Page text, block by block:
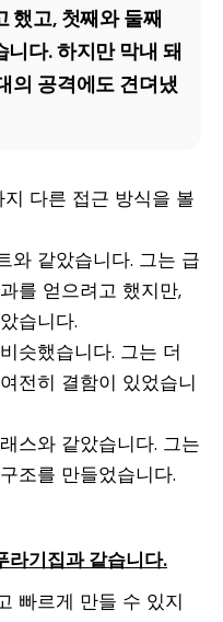
했고, 첫째와 둘째
다. 하지만 막내 돼
의 공격에도 견뎌냈
다른 접근 방식을 볼
와 같았습니다. 그는 급
를 얻으려고 했지만,
습니다.
슷했습니다. 그는 더
전히 결함이 있었습니
스와 같았습니다. 그는
조를 만들었습니다.
라기집과 같습니다.
빠르게 만들 수 있지